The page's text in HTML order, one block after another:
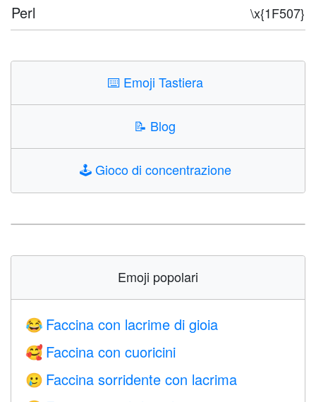
Perl \x{1F507}
⌨️ Emoji Tastiera
📝 Blog
🕹️Gioco di concentrazione
Emoji popolari
😂 Faccina con lacrime di gioia
🥰 Faccina con cuoricini
🥲 Faccina sorridente con lacrima